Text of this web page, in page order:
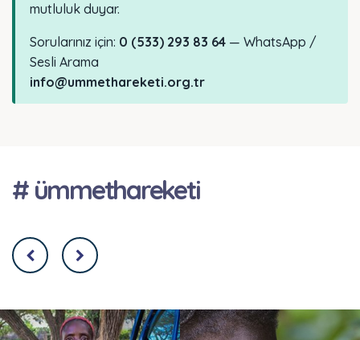
mutluluk duyar.
Sorularınız için: 0 (533) 293 83 64 — WhatsApp /
Sesli Arama
info@ummethareketi.org.tr
# ümmethareketi